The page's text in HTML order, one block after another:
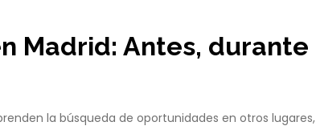
Madrid: Antes, durante
la búsqueda de oportunidades en otros lugares,